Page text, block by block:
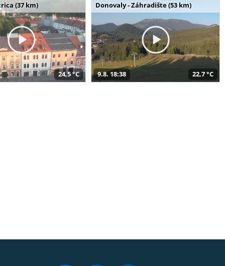
(37 km)
24,5 °C
Donovaly - Záhradište (53 km)
9.8. 18:38 22,7 °C